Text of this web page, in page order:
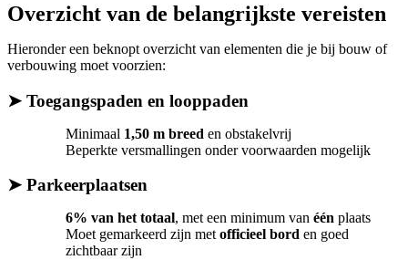
Overzicht van de belangrijkste vereisten
Hieronder een beknopt overzicht van elementen die je bij bouw of
verbouwing moet voorzien:
➤ Toegangspaden en looppaden
Minimaal 1,50 m breed en obstakelvrij
Beperkte versmallingen onder voorwaarden mogelijk
➤ Parkeerplaatsen
6% van het totaal, met een minimum van één plaats
Moet gemarkeerd zijn met officieel bord en goed
zichtbaar zijn